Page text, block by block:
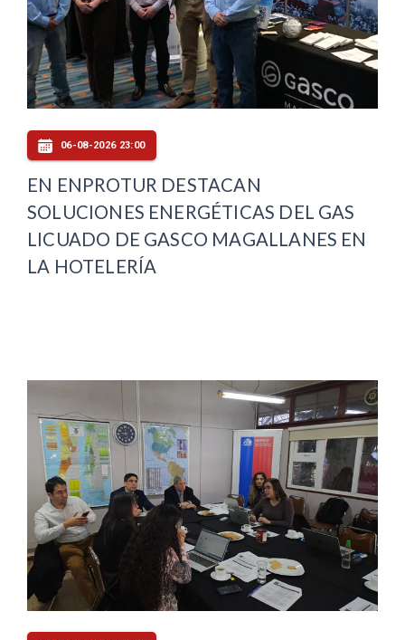
06-08-2026 23:00
EN ENPROTUR DESTACAN
SOLUCIONES ENERGÉTICAS DEL GAS
LICUADO DE GASCO MAGALLANES EN
LA HOTELERÍA